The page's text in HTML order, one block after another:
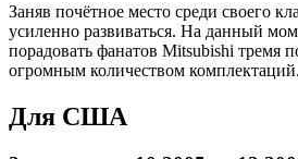
Заняв почётное место среди своего
усиленно развиваться. На данный
порадовать фанатов Mitsubishi тремя
огромным количеством комплектаций.
Для США